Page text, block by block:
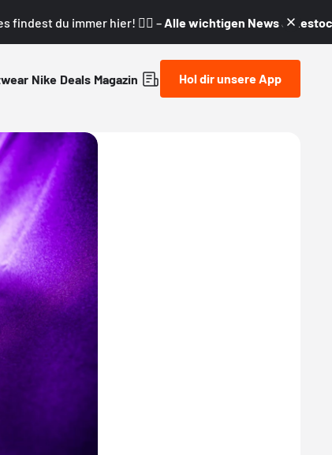
findest du immer hier! 👇🏼 – Alle wichtigen News &
Nike Deals Magazin Hol dir unsere App